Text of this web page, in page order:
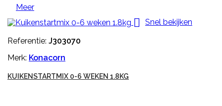
Meer
 Snel bekijken
Referentie: J303070
Merk: Konacorn
KUIKENSTARTMIX 0-6 WEKEN 1.8KG